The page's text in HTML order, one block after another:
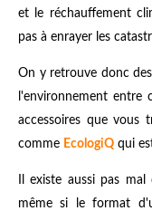
et le réchauffement
pas à enrayer les
On y retrouve donc
l'environnement entre
accessoires que vous
comme EcologiQ qui
Il existe aussi pas
même si le format